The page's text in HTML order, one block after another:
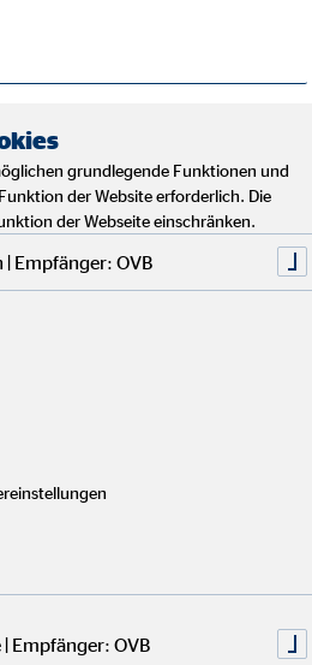
grundlegende Funktionen und
der Website erforderlich. Die
der Webseite einschränken.
Empfänger: OVB
Empfänger: OVB